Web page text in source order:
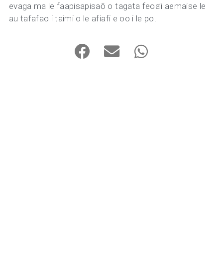
evaga ma le faapisapisaō o tagata feoa’i aemaise le
au tafafao i taimi o le afiafi e oo i le po.